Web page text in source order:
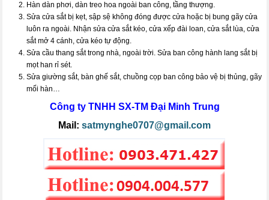
Hàn dàn phơi, dàn treo hoa ngoài ban công, tầng thượng.
Sửa cửa sắt bị kẹt, sập sệ không đóng được cửa hoặc bị bung gãy cửa
luôn ra ngoài. Nhận sửa cửa sắt kéo, cửa xếp đài loan, cửa sắt lùa, cửa
sắt mở 4 cánh, cửa kéo tự động.
Sửa cầu thang sắt trong nhà, ngoài trời. Sửa ban công hành lang sắt bị
mọt han rỉ sét.
Sửa giường sắt, bàn ghế sắt, chuồng cọp ban công bảo vệ bị thủng, gãy
mối hàn…
Công ty TNHH SX-TM Đại Minh Trung
Mail: satmynghe0707@gmail.com